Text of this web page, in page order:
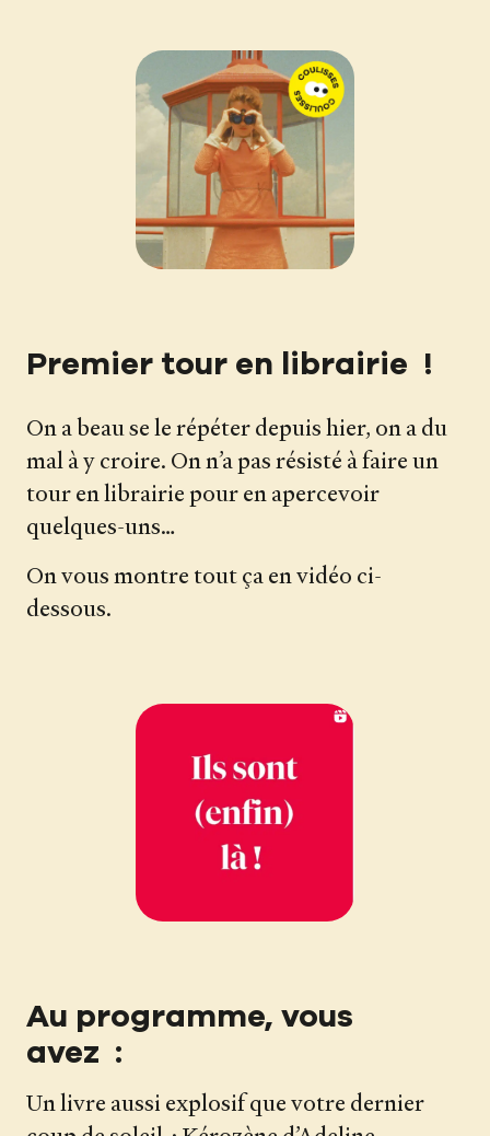
Premier tour en librairie !
On a beau se le répéter depuis hier, on a du
mal à y croire. On n’a pas résisté à faire un
tour en librairie pour en apercevoir
quelques-uns…
On vous montre tout ça en vidéo ci-
dessous.
Au programme, vous
avez :
Un livre aussi explosif que votre dernier